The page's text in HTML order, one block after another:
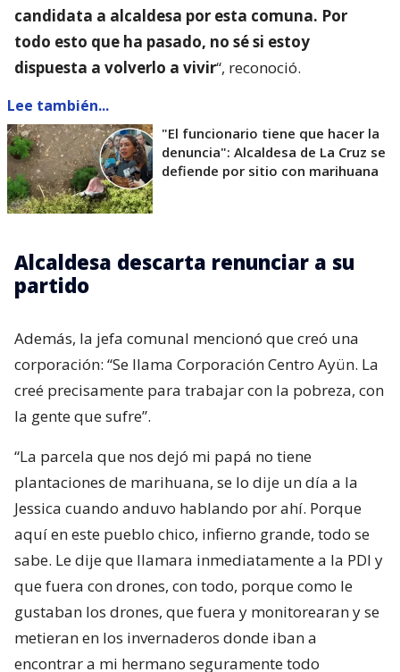
candidata a alcaldesa por esta comuna. Por
todo esto que ha pasado, no sé si estoy
dispuesta a volverlo a vivir“, reconoció.
Lee también...
"El funcionario tiene que hacer la
denuncia": Alcaldesa de La Cruz se
defiende por sitio con marihuana
Alcaldesa descarta renunciar a su
partido
Además, la jefa comunal mencionó que creó una
corporación: “Se llama Corporación Centro Ayün. La
creé precisamente para trabajar con la pobreza, con
la gente que sufre”.
“La parcela que nos dejó mi papá no tiene
plantaciones de marihuana, se lo dije un día a la
Jessica cuando anduvo hablando por ahí. Porque
aquí en este pueblo chico, infierno grande, todo se
sabe. Le dije que llamara inmediatamente a la PDI y
que fuera con drones, con todo, porque como le
gustaban los drones, que fuera y monitorearan y se
metieran en los invernaderos donde iban a
encontrar a mi hermano seguramente todo